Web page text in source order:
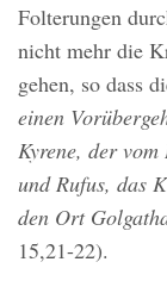
Folterungen
nicht mehr die
gehen, so dass
einen
Kyrene, der
und Rufus, das
den Ort
15,21-22).